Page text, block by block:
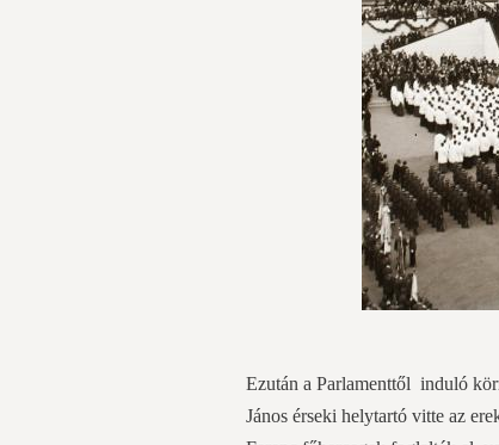
Ezután a Parlamenttől induló
János érseki helytartó vitte az